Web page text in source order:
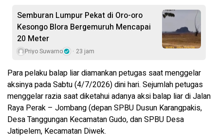
Semburan Lumpur Pekat di Oro-oro
Kesongo Blora Bergemuruh Mencapai
20 Meter
Priyo Suwarno 23 jam
Para pelaku balap liar diamankan petugas saat menggelar
aksinya pada Sabtu (4/7/2026) dini hari. Sejumlah petugas
menggelar razia saat diketahui adanya aksi balap liar di Jalan
Raya Perak – Jombang (depan SPBU Dusun Karangpakis,
Desa Tanggungan Kecamatan Gudo, dan SPBU Desa
Jatipelem, Kecamatan Diwek.